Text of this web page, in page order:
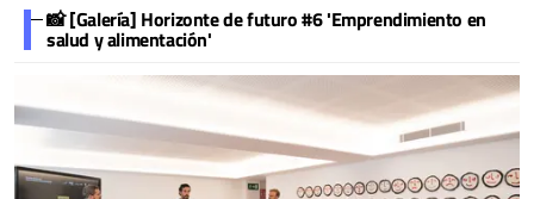
📸 [Galería] Horizonte de futuro #6 'Emprendimiento en
salud y alimentación'